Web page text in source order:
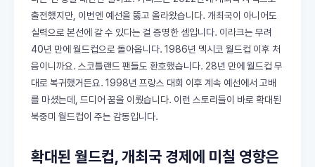
출전했지만, 이번엔 예선을 뚫고 올라왔습니다. 개최국이 아니어도
실력으로 본선에 갈 수 있다는 걸 증명한 셈입니다. 이라크는 무려
40년 만에 월드컵으로 돌아옵니다. 1986년 멕시코 월드컵 이후 처
음이니까요. 스코틀랜드 팬들도 환호했습니다. 28년 만에 월드컵 무
대로 복귀했거든요. 1998년 프랑스 대회 이후 계속 예선에서 고배
를 마셨는데, 드디어 꿈을 이뤘습니다. 이런 스토리들이 바로 확대된
북중미 월드컵이 주는 감동입니다.
확대된 월드컵, 개최국 경제에 미칠 영향은